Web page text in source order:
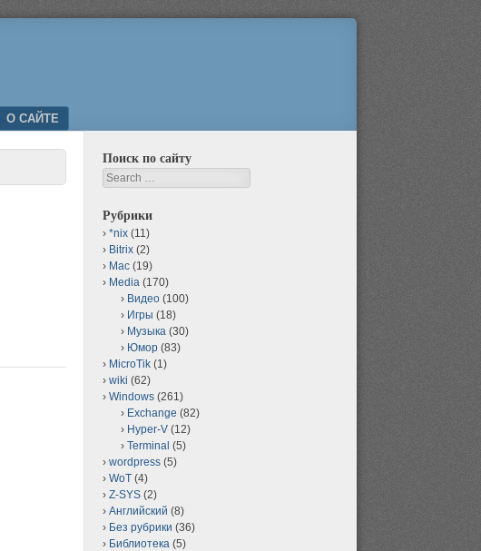
О САЙТЕ
Поиск по сайту
Search
Рубрики
*nix (11)
Bitrix (2)
Mac (19)
Media (170)
Видео (100)
Игры (18)
Музыка (30)
Юмор (83)
MicroTik (1)
wiki (62)
Windows (261)
Exchange (82)
Hyper-V (12)
Terminal (5)
wordpress (5)
WoT (4)
Z-SYS (2)
Английский (8)
Без рубрики (36)
Библиотека (5)